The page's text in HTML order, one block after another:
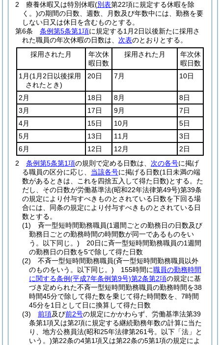
2
療養休暇又は特別休暇(別表第22項に規定する休暇を除
く。)の期間の日数、週数、月数及び年数中には、勤務を要
しない日又は休日を含むものとする。
第6条
条例第5条第1項に規定する1月2日以後新たに採用さ
れた職員の年次休暇の日数は、 次表のとおりとする。
採用された月
年次休
暇日数
採用された月
年次休
暇日数
1月(1月2日以後採用
されたとき)
20日 7月 10日
2月 18日 8月
8日
3月
17日 9月
7日
4月
15日 10月
5日
5月
13日 11月
3日
6月
12日 12月
2日
2
条例第5条第1項の規則で定める日数は、 次の各号に掲げ
る職員の区分に応じ、 当該各号に掲げる日数(1日未満の端
数があるときは、これを四捨五入して得た日数)とする。 た
だし、その日数が労働基準法(昭和22年法律第49号)第39条
の規定により付与すべきものとされている日数を下回る場
合には、同条の規定により付与すべきものとされている日
数とする。
(1)
斉一型短時間勤務職員(1週間ごとの勤務日の日数及び
勤務日ごとの勤務時間の時間数が同一であるものをい
う。以下同じ。) 20日に斉一型短時間勤務職員の1週間
の勤務日の日数を5で除して得た日数
(2)
不斉一型短時間勤務職員(斉一型短時間勤務職員以外
のものをいう。以下同じ。) 155時間に職員の勤務時間
に関する条例(平成7年条例第9号)第2条第2項の規定に基
づき定められた不斉一型短時間勤務職員の勤務時間を38
時間45分で除して得た数を乗じて得た時間数を、7時間
45分を1日として日に換算して得た日数
(3)
前項及び前2号の規定にかかわらず、労働基準法第39
条第1項又は第2項に規定する継続勤務年数の計算に当た
り、地方公務員法(昭和25年法律第261号。以下「法」と
いう。)第22条の4第1項又は第22条の5第1項の規定によ